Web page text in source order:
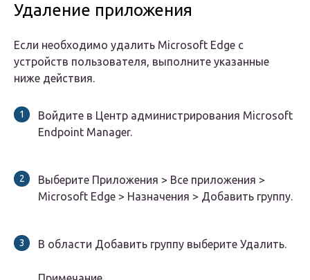
Удаление приложения
Если необходимо удалить Microsoft Edge с
устройств пользователя, выполните указанные
ниже действия.
Войдите в Центр администрирования Microsoft
Endpoint Manager.
Выберите Приложения > Все приложения >
Microsoft Edge > Назначения > Добавить группу.
В области Добавить группу выберите Удалить.